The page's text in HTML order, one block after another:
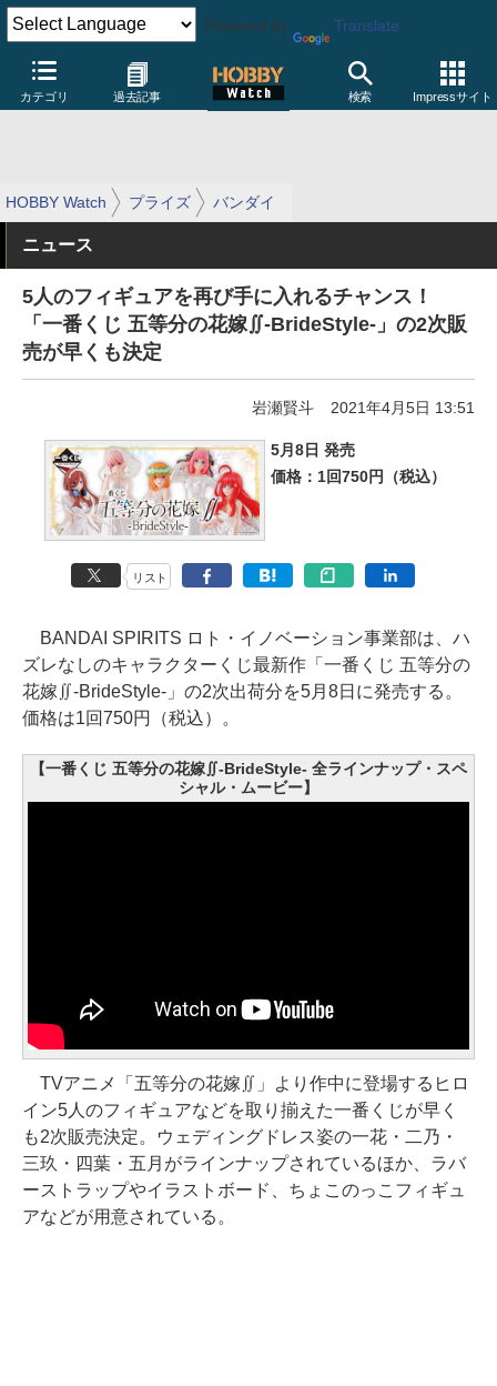
Powered by Translate
カテゴリ 過去記事 検索 Impressサイト
HOBBY Watch プライズ バンダイ
ニュース
5人のフィギュアを再び手に入れるチャンス！
「一番くじ 五等分の花嫁∬-BrideStyle-」の2次販
売が早くも決定
岩瀬賢斗 2021年4月5日 13:51
5月8日 発売
価格：1回750円（税込）
リスト
BANDAI SPIRITS ロト・イノベーション事業部は、ハ
ズレなしのキャラクターくじ最新作「一番くじ 五等分の
花嫁∬-BrideStyle-」の2次出荷分を5月8日に発売する。
価格は1回750円（税込）。
【一番くじ 五等分の花嫁∬-BrideStyle- 全ラインナップ・スペ
シャル・ムービー】
TVアニメ「五等分の花嫁∬」より作中に登場するヒロ
イン5人のフィギュアなどを取り揃えた一番くじが早く
も2次販売決定。ウェディングドレス姿の一花・二乃・
三玖・四葉・五月がラインナップされているほか、ラバ
ーストラップやイラストボード、ちょこのっこフィギュ
アなどが用意されている。